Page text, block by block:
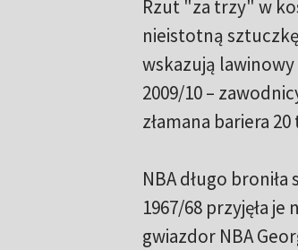
Rzut "za trzy" w
nieistotną
wskazują
2009/10 –
złamana bariera 20
NBA długo
1967/68 przyjęła
gwiazdor NBA